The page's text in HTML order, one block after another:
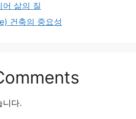
어 삶의 질
건축의 중요성
니다.